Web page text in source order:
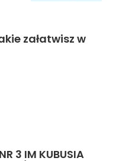
załatwisz w
3 IM KUBUSIA